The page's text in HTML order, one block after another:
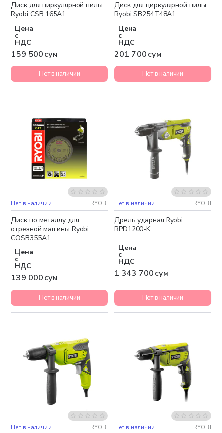
Диск для циркулярной пилы
Ryobi CSB 165A1
Цена
с
НДС
159 500 сум
Нет в наличии
Диск для циркулярной пилы
Ryobi SB254T48A1
Цена
с
НДС
201 700 сум
Нет в наличии
Нет в наличии RYOBI
Диск по металлу для
отрезной машины Ryobi
COSB355A1
Цена
с
НДС
139 000 сум
Нет в наличии
Бесплатная доставка
Нет в наличии RYOBI
Дрель ударная Ryobi
RPD1200-K
Цена
с
НДС
1 343 700 сум
Нет в наличии
Нет в наличии RYOBI Нет в наличии RYOBI